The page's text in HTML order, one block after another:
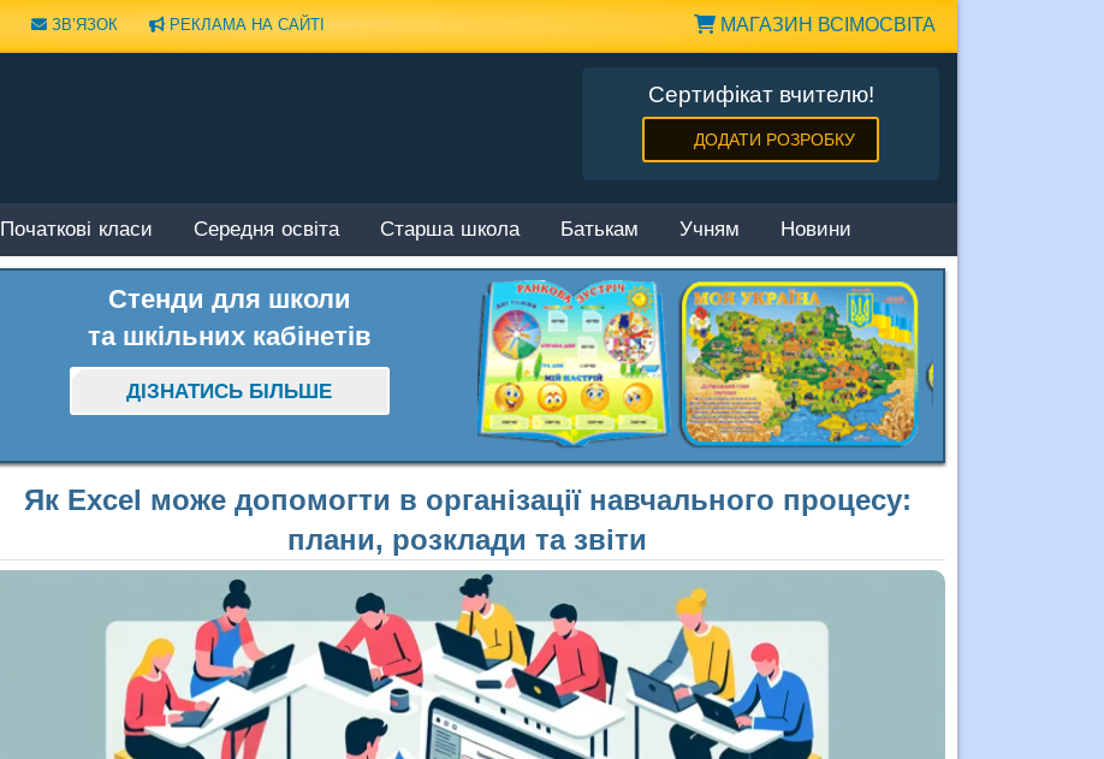
МАГАЗИН ВСІМОСВІТА
ЗВ’ЯЗОК РЕКЛАМА НА САЙТІ
Сертифікат вчителю!
ДОДАТИ РОЗРОБКУ
Початкові класи Середня освіта Старша школа Батькам Учням Новини
Стенди для школи
та шкільних кабінетів
ДІЗНАТИСЬ БІЛЬШЕ
Як Excel може допомогти в організації навчального процесу:
плани, розклади та звіти